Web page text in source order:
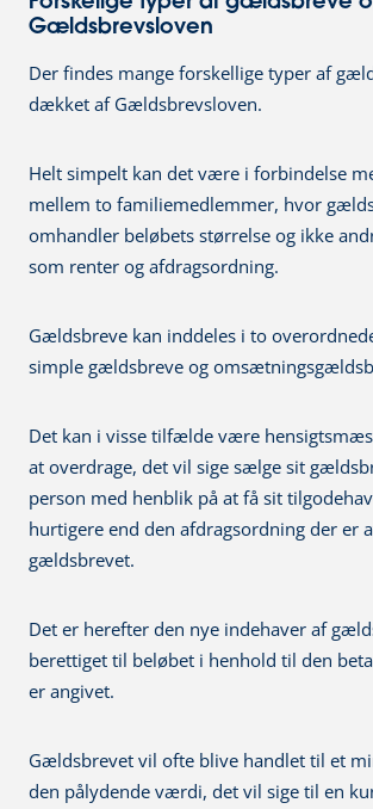
Gældsbrevsloven
Der findes mange forskellige typer af
dækket af Gældsbrevsloven.
Helt simpelt kan det være i forbindelse
mellem to familiemedlemmer, hvor
omhandler beløbets størrelse og ikke
som renter og afdragsordning.
Gældsbreve kan inddeles i to
simple gældsbreve og
Det kan i visse tilfælde være
at overdrage, det vil sige sælge sit
person med henblik på at få sit
hurtigere end den afdragsordning der er
gældsbrevet.
Det er herefter den nye indehaver af
berettiget til beløbet i henhold til den
er angivet.
Gældsbrevet vil ofte blive handlet til et
den pålydende værdi, det vil sige til en